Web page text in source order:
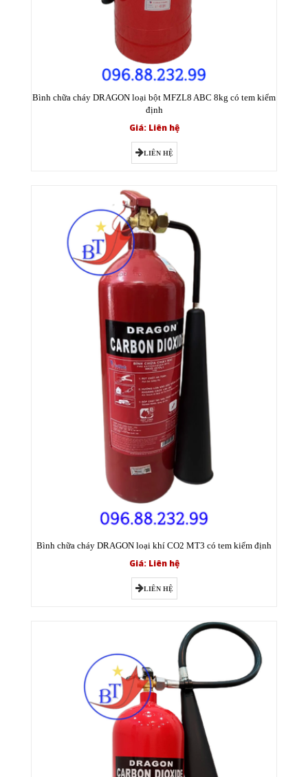
Bình chữa cháy DRAGON loại bột MFZL8 ABC 8kg có tem kiểm
định
Giá: Liên hệ
LIÊN HỆ
Bình chữa cháy DRAGON loại khí CO2 MT3 có tem kiểm định
Giá: Liên hệ
LIÊN HỆ